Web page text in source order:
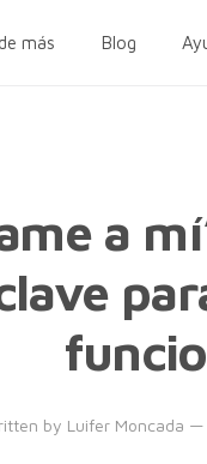
más Blog
a
by Luifer Moncada —